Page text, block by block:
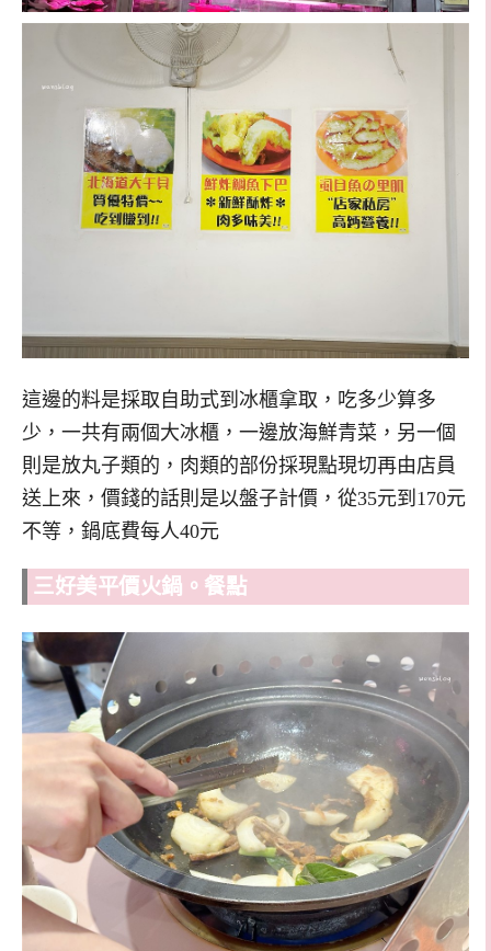
這邊的料是採取自助式到冰櫃拿取，吃多少算多
少，一共有兩個大冰櫃，一邊放海鮮青菜，另一個
則是放丸子類的，肉類的部份採現點現切再由店員
送上來，價錢的話則是以盤子計價，從35元到170元
不等，鍋底費每人40元
三好美平價火鍋。餐點